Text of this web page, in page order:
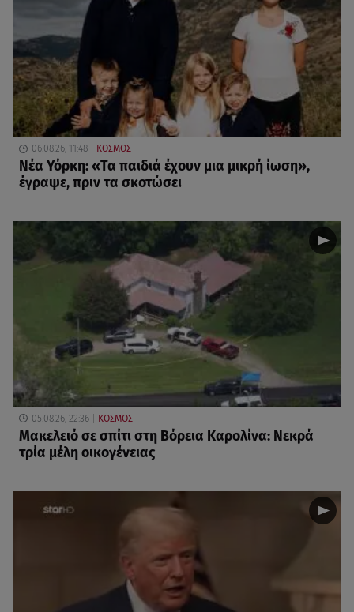
06.08.26, 11:48 ΚΟΣΜΟΣ
Νέα Υόρκη: «Τα παιδιά έχουν μια μικρή ίωση»,
έγραψε, πριν τα σκοτώσει
05.08.26, 22:36 ΚΟΣΜΟΣ
Μακελειό σε σπίτι στη Βόρεια Καρολίνα: Νεκρά
τρία μέλη οικογένειας